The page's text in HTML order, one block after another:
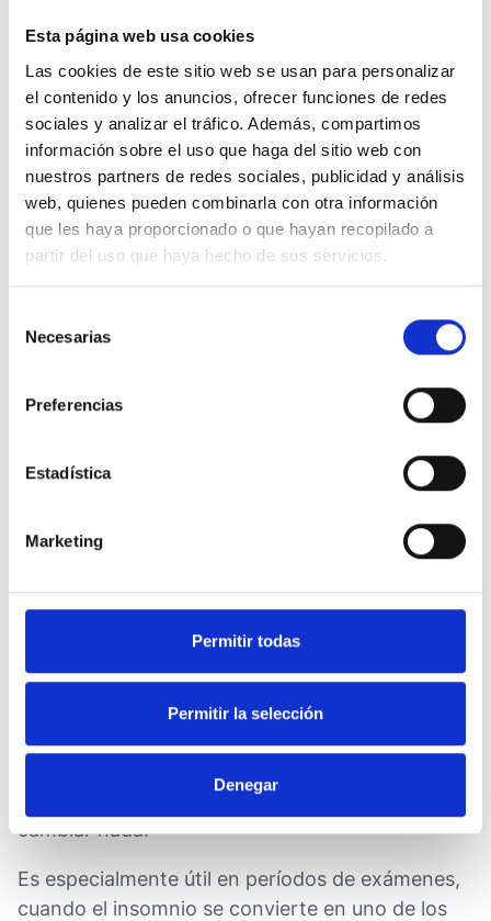
Esta página web usa cookies
Las cookies de este sitio web se usan para personalizar
el contenido y los anuncios, ofrecer funciones de redes
sociales y analizar el tráfico. Además, compartimos
información sobre el uso que haga del sitio web con
nuestros partners de redes sociales, publicidad y análisis
web, quienes pueden combinarla con otra información
que les haya proporcionado o que hayan recopilado a
partir del uso que haya hecho de sus servicios.
Necesarias
Preferencias
Estadística
Marketing
Permitir todas
Permitir la selección
Denegar
dejar pasar un rato antes de volver a estudiar
para que el cuerpo se estabilice.
Cuida tu bienestar también
cuando estudias
En Tribeca contamos con gimnasio,
pensadas para ayudarte a bajar
Escaneo corporal para dormir mejor
Elbody scano escaneo corporal está diseñado
para ayudar al sistema nervioso a desactivarse
antes de dormir. Consiste en tumbarte con los
desde los pies hasta la cabeza sin intentar
cambiar nada.
Es especialmente útil en períodos de exámenes,
cuando el insomnio se convierte en uno de los